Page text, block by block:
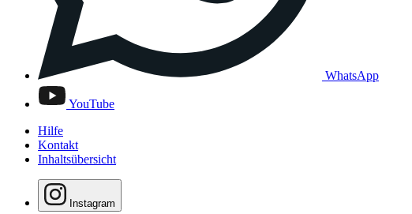
WhatsApp
YouTube
Hilfe
Kontakt
Inhaltsübersicht
Instagram